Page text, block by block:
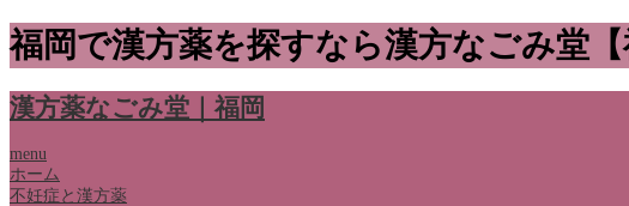
福岡で漢方薬を探すなら漢方なごみ堂【
漢方薬なごみ堂｜福岡
menu
ホーム
不妊症と漢方薬